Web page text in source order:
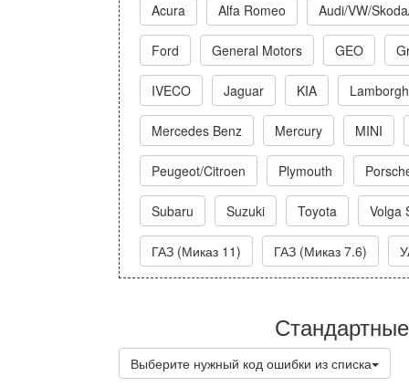
Acura Alfa Romeo Audi/VW/
Ford General Motors GEO
IVECO Jaguar KIA
Mercedes Benz Mercury MINI
Peugeot/Citroen Plymouth
Subaru Suzuki Toyota Volga
ГАЗ (Миказ 11) ГАЗ (Миказ 7.6)
Выберите нужный код ошибки из списка